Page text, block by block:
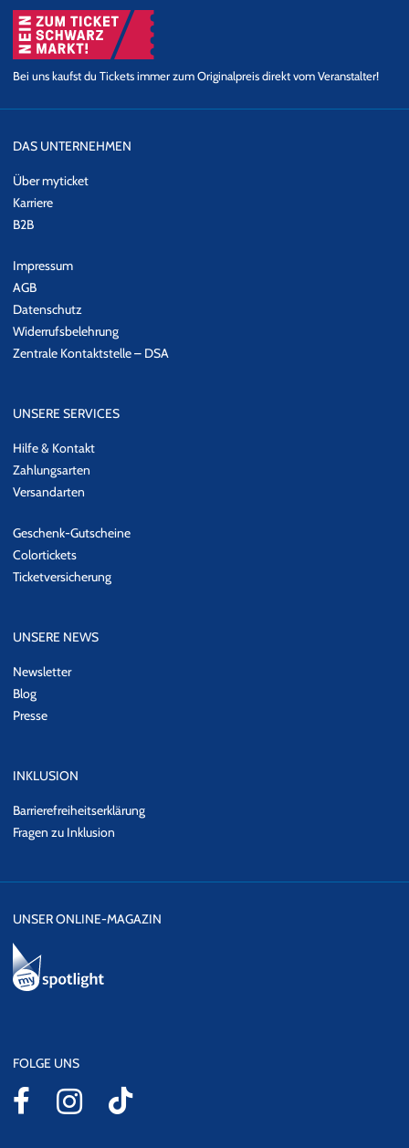
Bei uns kaufst du Tickets immer zum Originalpreis direkt vom Veranstalter!
DAS UNTERNEHMEN
Über myticket
Karriere
B2B
Impressum
AGB
Datenschutz
Widerrufsbelehrung
Zentrale Kontaktstelle – DSA
UNSERE SERVICES
Hilfe & Kontakt
Zahlungsarten
Versandarten
Geschenk-Gutscheine
Colortickets
Ticketversicherung
UNSERE NEWS
Newsletter
Blog
Presse
INKLUSION
Barrierefreiheitserklärung
Fragen zu Inklusion
UNSER ONLINE-MAGAZIN
FOLGE UNS